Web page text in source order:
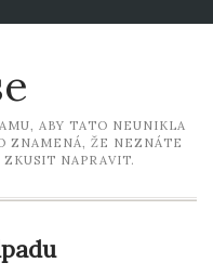
ABY TATO NEUNIKLA
ZNAMENÁ, ŽE NEZNÁTE
NAPRAVIT.